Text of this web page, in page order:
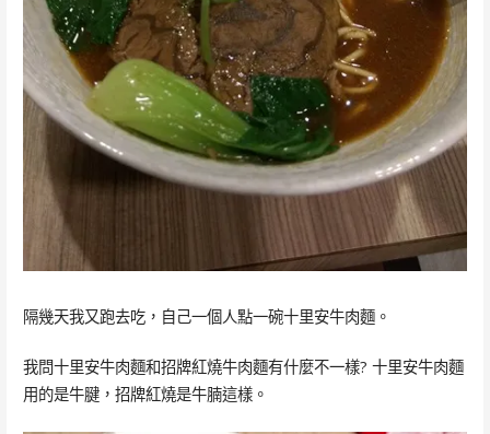
隔幾天我又跑去吃，自己一個人點一碗十里安牛肉麵。
我問十里安牛肉麵和招牌紅燒牛肉麵有什麼不一樣? 十里安牛肉麵
用的是牛腱，招牌紅燒是牛腩這樣。